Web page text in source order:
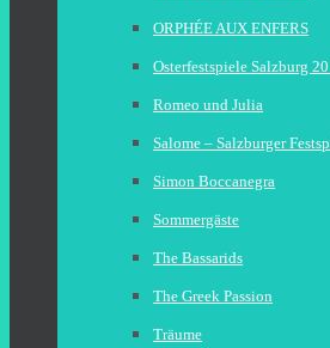
ORPHÉE AUX ENFERS
Osterfestspiele Salzburg
Romeo und Julia
Salome – Salzburger
Simon Boccanegra
Sommergäste
The Bassarids
The Greek Passion
Träume